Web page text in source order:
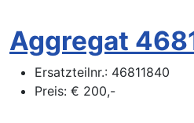
Aggregat
Ersatzteilnr.: 46811840
Preis: € 200,-